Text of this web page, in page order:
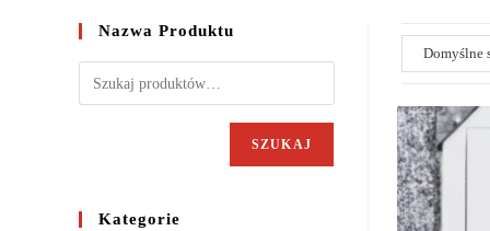
Nazwa Produktu
SZUKAJ
Kategorie